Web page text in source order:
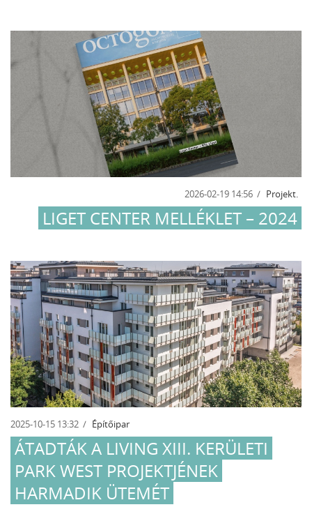
2026-02-19 14:56 Projekt.
LIGET CENTER MELLÉKLET – 2024
2025-10-15 13:32 Építőipar
ÁTADTÁK A LIVING XIII. KERÜLETI
PARK WEST PROJEKTJÉNEK
HARMADIK ÜTEMÉT